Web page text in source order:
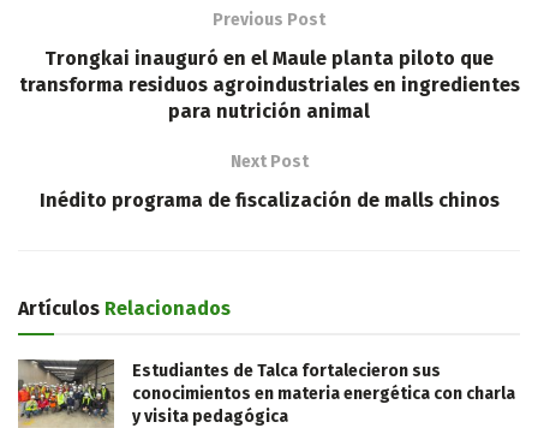
Previous Post
Trongkai inauguró en el Maule planta piloto que
transforma residuos agroindustriales en ingredientes
para nutrición animal
Next Post
Inédito programa de fiscalización de malls chinos
Artículos Relacionados
Estudiantes de Talca fortalecieron sus
conocimientos en materia energética con charla
y visita pedagógica